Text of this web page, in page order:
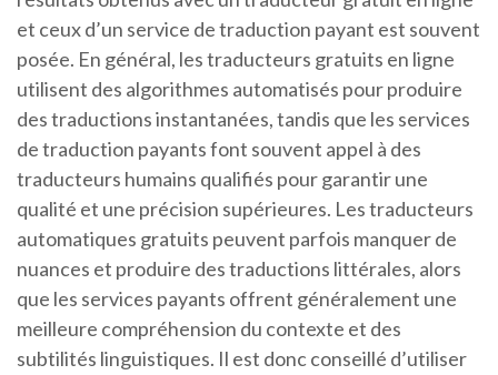
et ceux d’un service de traduction payant est souvent
posée. En général, les traducteurs gratuits en ligne
utilisent des algorithmes automatisés pour produire
des traductions instantanées, tandis que les services
de traduction payants font souvent appel à des
traducteurs humains qualifiés pour garantir une
qualité et une précision supérieures. Les traducteurs
automatiques gratuits peuvent parfois manquer de
nuances et produire des traductions littérales, alors
que les services payants offrent généralement une
meilleure compréhension du contexte et des
subtilités linguistiques. Il est donc conseillé d’utiliser